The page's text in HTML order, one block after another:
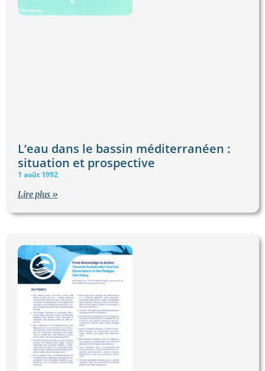
L’eau dans le bassin méditerranéen :
situation et prospective
1 août 1992
Lire plus »